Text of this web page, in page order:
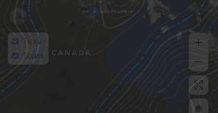
Ticks
Todos